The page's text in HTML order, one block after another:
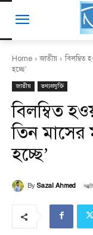
Home জাতীয়
বিলম্বিত
হচ্ছে’
জাতীয় তথ্যপ্রযুক্তি
বিলম্বিত
তিন
হচ্ছে’
By Sazal Ahmed